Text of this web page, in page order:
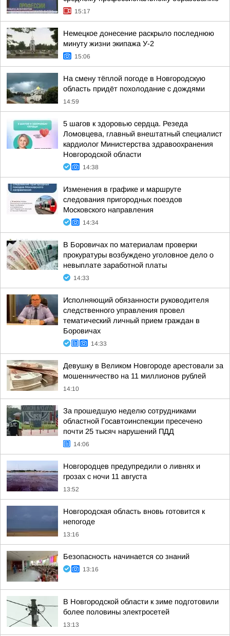
15:17
Немецкое донесение раскрыло последнюю
минуту жизни экипажа У-2
15:06
На смену тёплой погоде в Новгородскую
область придёт похолодание с дождями
14:59
5 шагов к здоровью сердца. Резеда
Ломовцева, главный внештатный специалист
кардиолог Министерства здравоохранения
Новгородской области
14:38
Изменения в графике и маршруте
следования пригородных поездов
Московского направления
14:34
В Боровичах по материалам проверки
прокуратуры возбуждено уголовное дело о
невыплате заработной платы
14:33
Исполняющий обязанности руководителя
следственного управления провел
тематический личный прием граждан в
Боровичах
14:33
Девушку в Великом Новгороде арестовали за
мошенничество на 11 миллионов рублей
14:10
За прошедшую неделю сотрудниками
областной Госавтоинспекции пресечено
почти 25 тысяч нарушений ПДД
14:06
Новгородцев предупредили о ливнях и
грозах с ночи 11 августа
13:52
Новгородская область вновь готовится к
непогоде
13:16
Безопасность начинается со знаний
13:16
В Новгородской области к зиме подготовили
более половины электросетей
13:13